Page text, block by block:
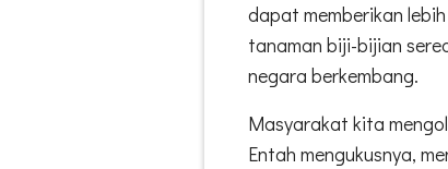
dapat memberikan
tanaman biji-bijian
negara berkembang.
Masyarakat kita
Entah mengukusnya,